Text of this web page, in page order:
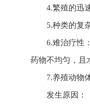
4.繁殖的迅
5.种类的复
6.难治疗性
药物不均匀，且
7.养殖动物
发生原因：